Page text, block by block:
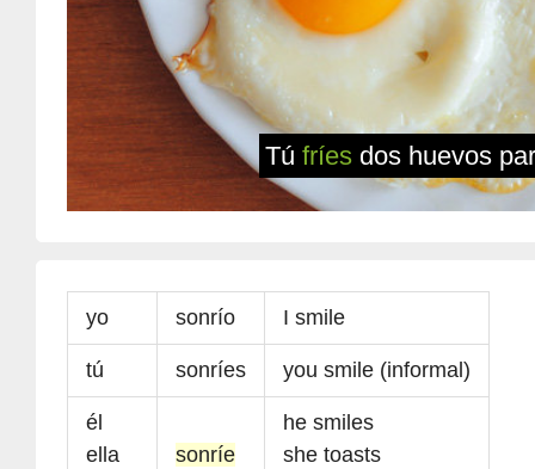
Tú fríes dos huevos
yo sonrío I smile
tú sonríes you smile (informal)
él
ella
sonríe
he smiles
she toasts